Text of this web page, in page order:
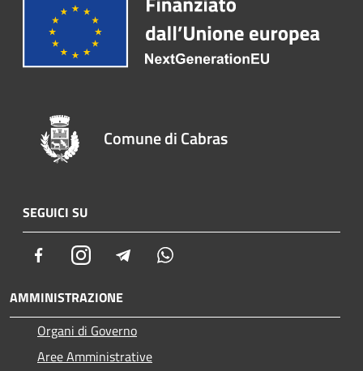
Comune di Cabras
SEGUICI SU
FacebookInstagram Telegram
AMMINISTRAZIONE
Organi di Governo
Aree Amministrative